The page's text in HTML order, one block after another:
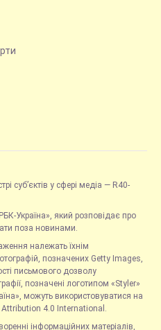
суб’єктів у сфері медіа — R40-
Україна», який розповідає про
поза новинами.
належать їхнім
позначених Getty Images,
письмового дозволу
позначені логотипом «Styler»
можуть використовуватися на
Attribution 4.0 International.
інформаційних матеріалів,